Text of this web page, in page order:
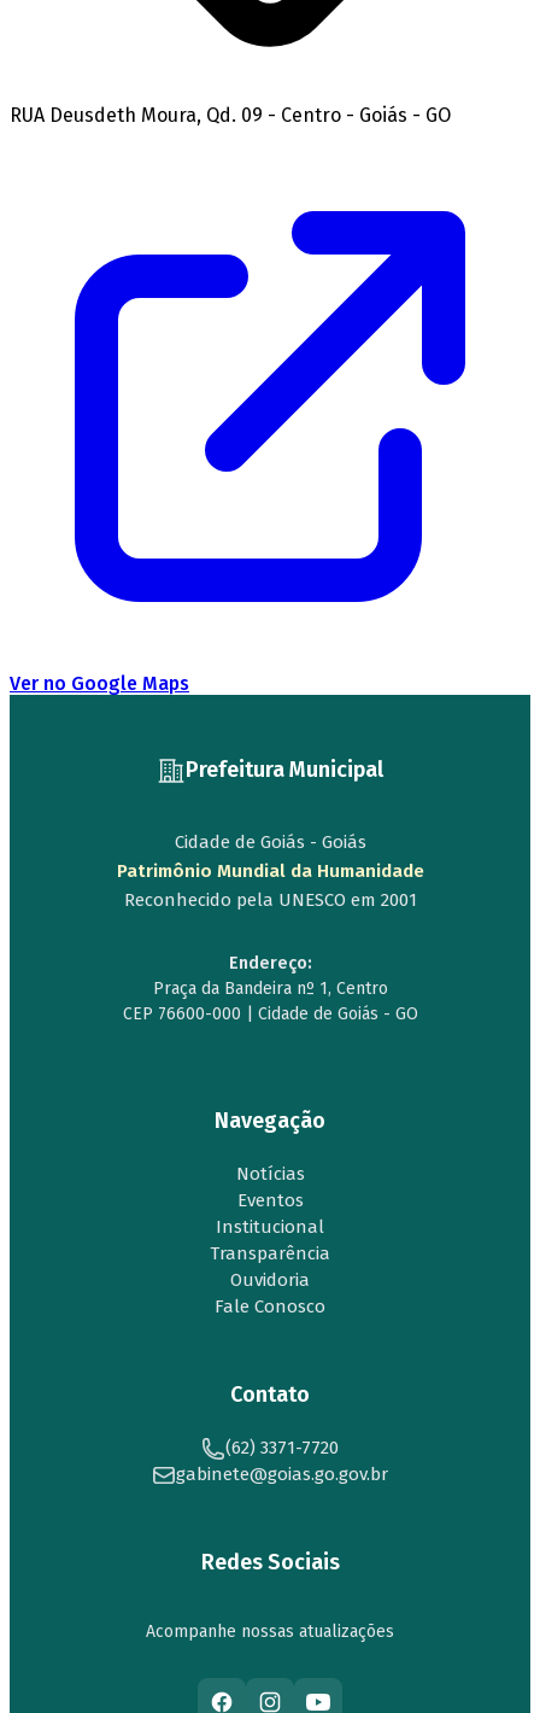
RUA Deusdeth Moura, Qd. 09 - Centro - Goiás - GO
Ver no Google Maps
Prefeitura Municipal
Cidade de Goiás - Goiás
Patrimônio Mundial da Humanidade
Reconhecido pela UNESCO em 2001
Endereço:
Praça da Bandeira nº 1, Centro
CEP 76600-000 | Cidade de Goiás - GO
Navegação
Notícias
Eventos
Institucional
Transparência
Ouvidoria
Fale Conosco
Contato
(62) 3371-7720
gabinete@goias.go.gov.br
Redes Sociais
Acompanhe nossas atualizações